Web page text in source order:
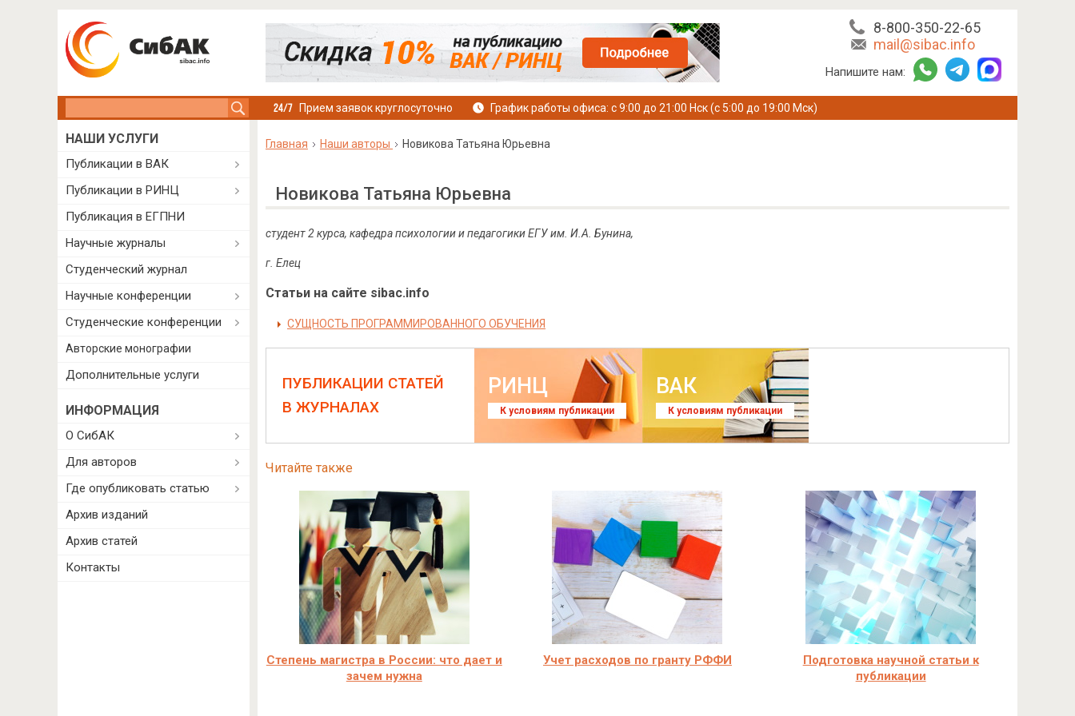
8-800-350-22-65
mail@sibac.info
Напишите нам:
Прием заявок круглосуточно График работы офиса: с 9:00 до 21:00 Нск (с 5:00 до 19:00 Мск)
Главная Наши авторы Новикова Татьяна Юрьевна
Новикова Татьяна Юрьевна
студент 2 курса, кафедра психологии и педагогики ЕГУ им. И.А. Бунина,
г. Елец
Статьи на сайте sibac.info
СУЩНОСТЬ ПРОГРАММИРОВАННОГО ОБУЧЕНИЯ
ПУБЛИКАЦИИ СТАТЕЙ
В ЖУРНАЛАХ
РИНЦ
К условиям публикации
ВАК
К условиям публикации
Читайте также
Степень магистра в России: что дает и
зачем нужна
Учет расходов по гранту РФФИ
Подготовка научной статьи к
публикации
НАШИ УСЛУГИ
Публикации в ВАК
Публикации в РИНЦ
Публикация в ЕГПНИ
Научные журналы
Студенческий журнал
Научные конференции
Студенческие конференции
Авторские монографии
Дополнительные услуги
ИНФОРМАЦИЯ
О СибАК
Для авторов
Где опубликовать статью
Архив изданий
Архив статей
Контакты